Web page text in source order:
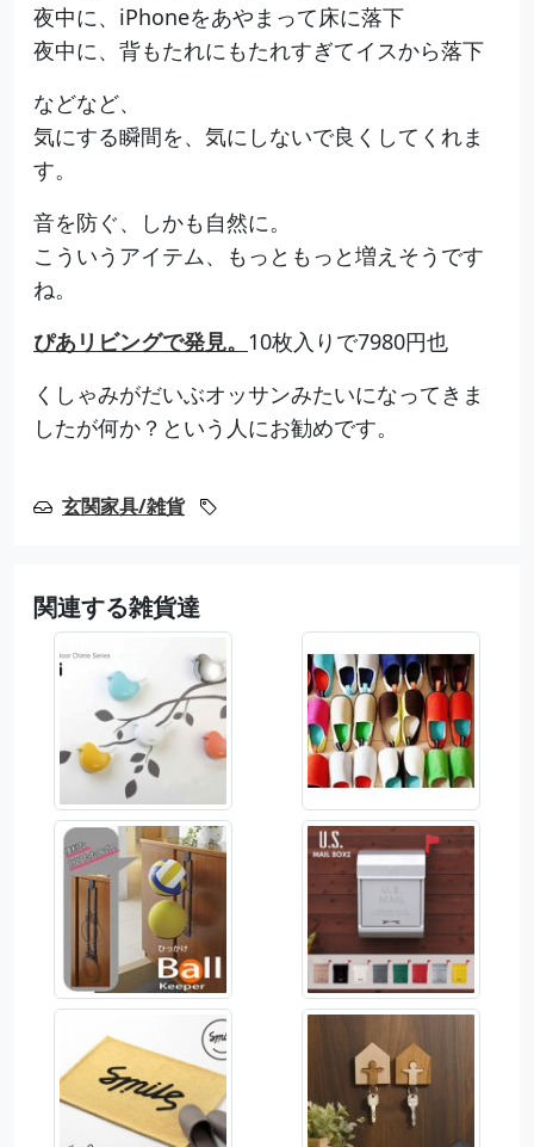
夜中に、iPhoneをあやまって床に落下
夜中に、背もたれにもたれすぎてイスから落下
などなど、
気にする瞬間を、気にしないで良くしてくれま
す。
音を防ぐ、しかも自然に。
こういうアイテム、もっともっと増えそうです
ね。
ぴあリビングで発見。 10枚入りで7980円也
くしゃみがだいぶオッサンみたいになってきま
したが何か？という人にお勧めです。
玄関家具/雑貨
関連する雑貨達